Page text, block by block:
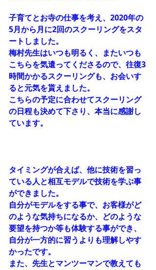
子育てとお寺の仕事を考え、2020年の
5月から月に2回のスクーリングをスタ
ートしました。
梅村先生はいつも明るく、またいつも
こちらを気遣ってくださるので、往復3
時間かかるスクーリングも、お会いす
ると元気を貰えました。
こちらの予定に合わせてスクーリング
の日程も決めて下さり、本当に感謝し
ています。
タイミングが合えば、他に技術を習っ
ている人と相互モデルで技術を学ぶ事
ができました。
自分がモデルをする事で、お客様がど
のような気持ちになるか、どのような
要望を持つか等も体験する事ができ、
自分が一方的に習うよりも理解しやす
かったです。
また、先生とマンツーマンで教えても